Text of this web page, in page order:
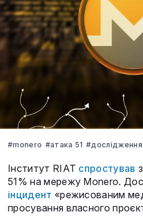
#monero #атака 51 #дослідження
Інститут RIAT спростував
51% на мережу Monero.
інцидент «режисованим
просування власного